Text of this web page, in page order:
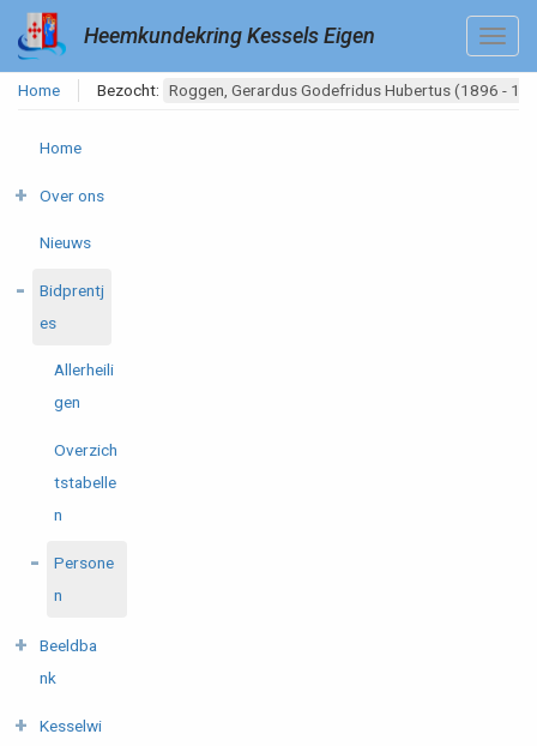
Heemkundekring Kessels Eigen
Home Bezocht: Roggen, Gerardus Godefridus Hubertus (1896 -
Home
Over ons
Nieuws
Bidprentj
es
Allerheili
gen
Overzich
tstabelle
n
Persone
n
Beeldba
nk
Kesselwi